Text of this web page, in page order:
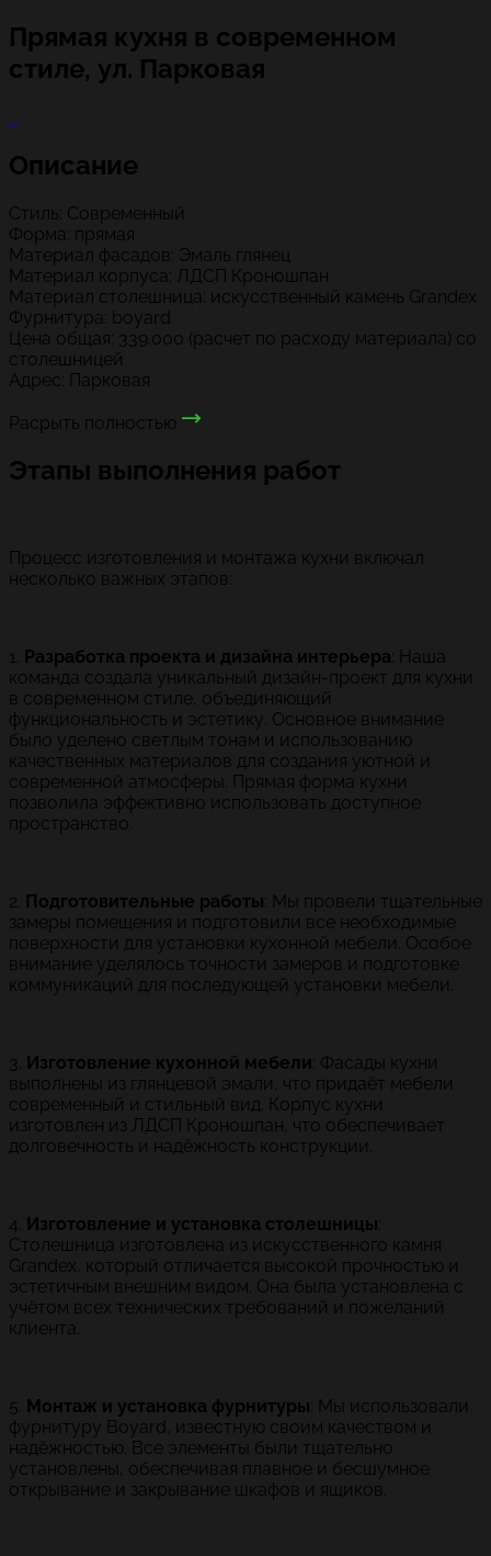
Прямая кухня в современном
стиле, ул. Парковая
Описание
Стиль: Современный
Форма: прямая
Материал фасадов: Эмаль глянец
Материал корпуса: ЛДСП Кроношпан
Материал столешница: искусственный камень Grandex
Фурнитура: boyard
Цена общая: 339.000 (расчет по расходу материала) со
столешницей
Адрес: Парковая
Расрыть полностью
Этапы выполнения работ
Процесс изготовления и монтажа кухни включал
несколько важных этапов:
1. Разработка проекта и дизайна интерьера: Наша
команда создала уникальный дизайн-проект для кухни
в современном стиле, объединяющий
функциональность и эстетику. Основное внимание
было уделено светлым тонам и использованию
качественных материалов для создания уютной и
современной атмосферы. Прямая форма кухни
позволила эффективно использовать доступное
пространство.
2. Подготовительные работы: Мы провели тщательные
замеры помещения и подготовили все необходимые
поверхности для установки кухонной мебели. Особое
внимание уделялось точности замеров и подготовке
коммуникаций для последующей установки мебели.
3. Изготовление кухонной мебели: Фасады кухни
выполнены из глянцевой эмали, что придаёт мебели
современный и стильный вид. Корпус кухни
изготовлен из ЛДСП Кроношпан, что обеспечивает
долговечность и надёжность конструкции.
4. Изготовление и установка столешницы:
Столешница изготовлена из искусственного камня
Grandex, который отличается высокой прочностью и
эстетичным внешним видом. Она была установлена с
учётом всех технических требований и пожеланий
клиента.
5. Монтаж и установка фурнитуры: Мы использовали
фурнитуру Boyard, известную своим качеством и
надёжностью. Все элементы были тщательно
установлены, обеспечивая плавное и бесшумное
открывание и закрывание шкафов и ящиков.